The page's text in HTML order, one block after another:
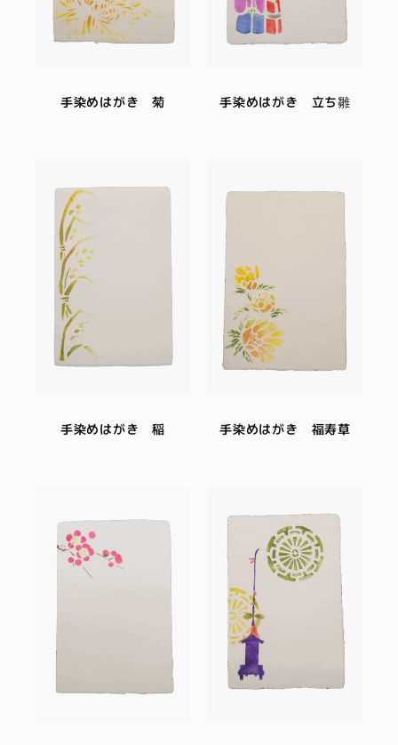
手染めはがき 菊 手染めはがき 立ち雛
手染めはがき 稲 手染めはがき 福寿草